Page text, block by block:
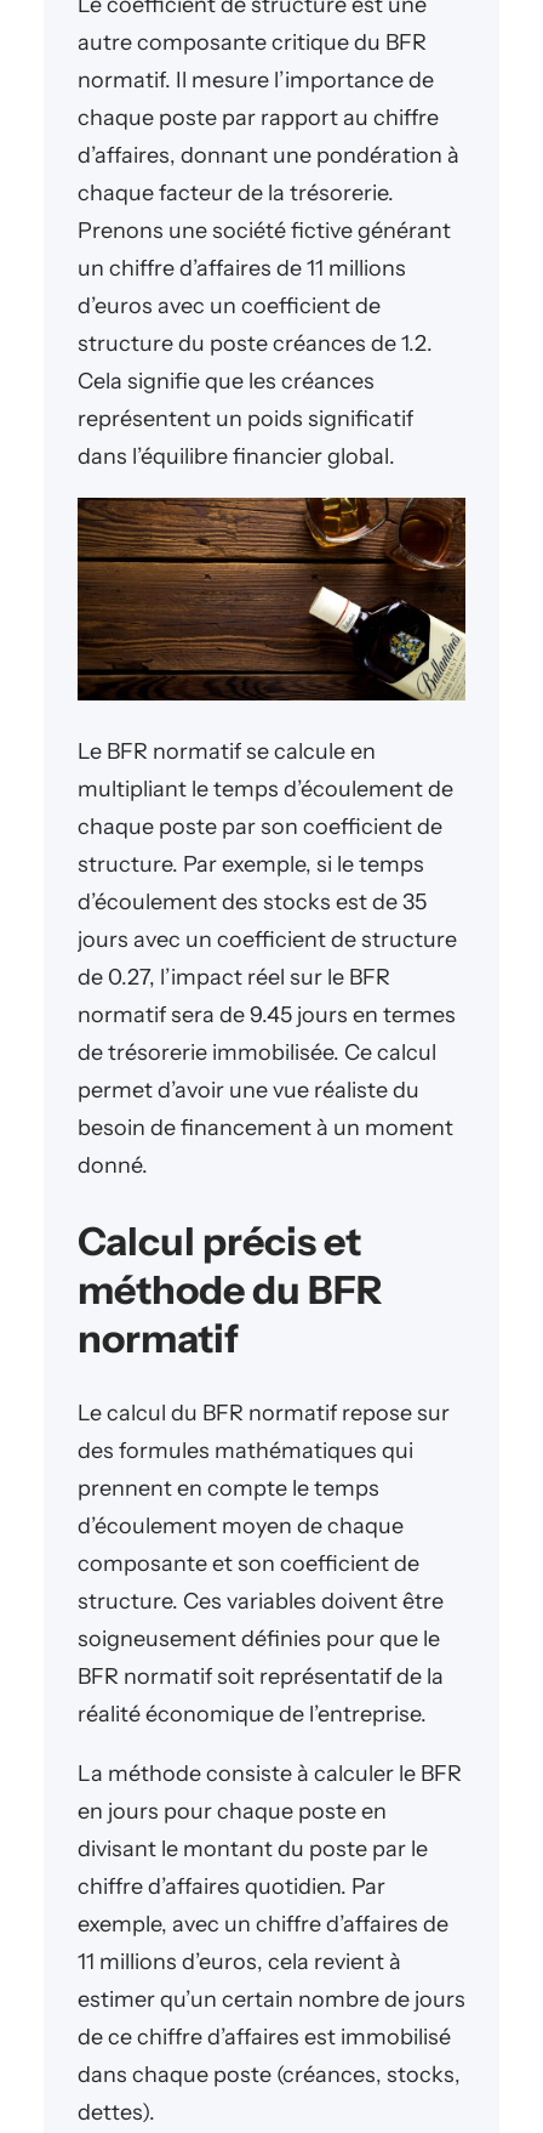
autre composante critique du BFR
normatif. Il mesure l’importance de
chaque poste par rapport au chiffre
d’affaires, donnant une pondération à
chaque facteur de la trésorerie.
Prenons une société fictive générant
un chiffre d’affaires de 11 millions
d’euros avec un coefficient de
structure du poste créances de 1.2.
Cela signifie que les créances
représentent un poids significatif
dans l’équilibre financier global.
Le BFR normatif se calcule en
multipliant le temps d’écoulement de
chaque poste par son coefficient de
structure. Par exemple, si le temps
d’écoulement des stocks est de 35
jours avec un coefficient de structure
de 0.27, l’impact réel sur le BFR
normatif sera de 9.45 jours en termes
de trésorerie immobilisée. Ce calcul
permet d’avoir une vue réaliste du
besoin de financement à un moment
donné.
Calcul précis et
méthode du BFR
normatif
Le calcul du BFR normatif repose sur
des formules mathématiques qui
prennent en compte le temps
d’écoulement moyen de chaque
composante et son coefficient de
structure. Ces variables doivent être
soigneusement définies pour que le
BFR normatif soit représentatif de la
réalité économique de l’entreprise.
La méthode consiste à calculer le BFR
en jours pour chaque poste en
divisant le montant du poste par le
chiffre d’affaires quotidien. Par
exemple, avec un chiffre d’affaires de
11 millions d’euros, cela revient à
estimer qu’un certain nombre de jours
de ce chiffre d’affaires est immobilisé
dans chaque poste (créances, stocks,
dettes).